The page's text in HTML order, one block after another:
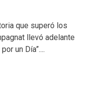
que superó los
llevó adelante
un Día”....